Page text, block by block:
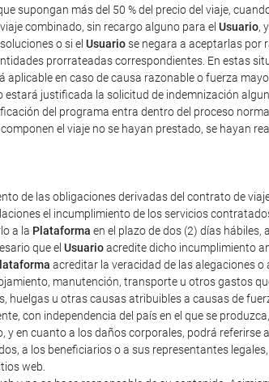
supongan más del 50 % del precio del viaje,
combinado, sin recargo alguno para el Usuario,
o si el Usuariose negara a aceptarlas por
prorrateadas correspondientes. En estas
en caso de causa razonable o fuerza
estará justificada la solicitud de indemnización
del programa entra dentro del proceso
el viaje no se hayan prestado, se hayan
de las obligaciones derivadas del contrato de
el incumplimiento de los servicios
a la Plataforma en el plazo de dos (2) días
que el Usuarioacredite dicho incumplimiento
acreditar la veracidad de las alegaciones
manutención, transporte u otros gastos
huelgas u otras causas atribuibles a causas de
con independencia del país en el que se produzca,
en cuanto a los daños corporales, podrá
a los beneficiarios o a sus representantes
web.